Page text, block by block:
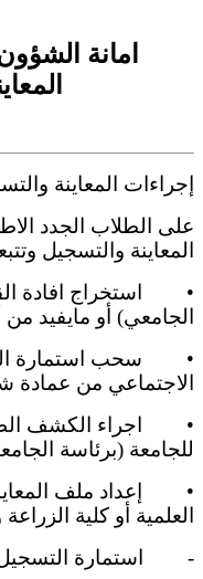
امانة
إجراءات المعاينة
على الطلاب الجدد
المعاينة والتسجيل
•
استخراج افادة
الجامعي) أو مايفيد من
•
سحب استمارة
الاجتماعي من عمادة
•
اجراء الكشف
للجامعة (برئاسة
•
إعداد ملف
العلمية أو كلية
-
استمارة